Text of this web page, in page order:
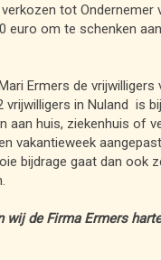
tot
euro om te schenken
Ermers de
vrijwilligers in Nuland is
aan huis, ziekenhuis of
vakantieweek
bijdrage gaat dan ook
wij de Firma Ermers